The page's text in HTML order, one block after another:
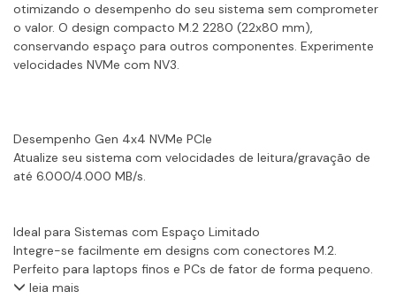
otimizando o desempenho do seu sistema sem comprometer
o valor. O design compacto M.2 2280 (22x80 mm),
conservando espaço para outros componentes. Experimente
velocidades NVMe com NV3.
Desempenho Gen 4x4 NVMe PCIe
Atualize seu sistema com velocidades de leitura/gravação de
até 6.000/4.000 MB/s.
Ideal para Sistemas com Espaço Limitado
Integre-se facilmente em designs com conectores M.2.
Perfeito para laptops finos e PCs de fator de forma pequeno.
leia mais